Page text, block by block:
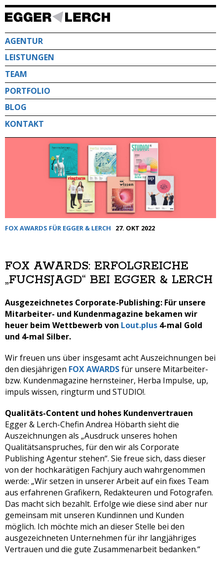
Direkt
zum
AGENTUR
LEISTUNGEN
TEAM
PORTFOLIO
BLOG
KONTAKT
FOX AWARDS FÜR EGGER & LERCH 27. OKT 2022
FOX AWARDS: ERFOLGREICHE
„FUCHSJAGD“ BEI EGGER & LERCH
Ausgezeichnetes Corporate-Publishing: Für unsere
Mitarbeiter- und Kundenmagazine bekamen wir
heuer beim Wettbewerb von Lout.plus 4-mal Gold
und 4-mal Silber.
Wir freuen uns über insgesamt acht Auszeichnungen bei
den diesjährigen FOX AWARDSfür unsere Mitarbeiter-
bzw. Kundenmagazine hernsteiner, Herba Impulse, up,
impuls wissen, ringturm und STUDIO!.
Qualitäts-Content und hohes Kundenvertrauen
Egger & Lerch-Chefin Andrea Höbarth sieht die
Auszeichnungen als „Ausdruck unseres hohen
Qualitätsanspruches, für den wir als Corporate
Publishing Agentur stehen“. Sie freue sich, dass dieser
von der hochkarätigen Fachjury auch wahrgenommen
werde: „Wir setzen in unserer Arbeit auf ein fixes Team
aus erfahrenen Grafikern, Redakteuren und Fotografen.
Das macht sich bezahlt. Erfolge wie diese sind aber nur
gemeinsam mit unseren Kundinnen und Kunden
möglich. Ich möchte mich an dieser Stelle bei den
ausgezeichneten Unternehmen für ihr langjähriges
Vertrauen und die gute Zusammenarbeit bedanken.“